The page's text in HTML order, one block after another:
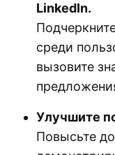
LinkedIn.
среди
вызовите
Улучшите
Повысьте